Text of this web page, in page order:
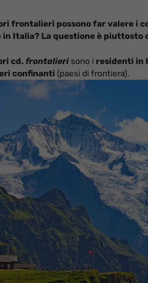
frontalieri possono far valere i
in Italia? La questione è piuttosto
cd. frontalieri sono i residenti in
confinanti (paesi di frontiera).